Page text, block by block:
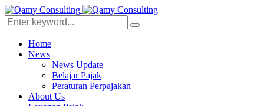
Home
News
News Update
Belajar Pajak
Peraturan Perpajakan
About Us